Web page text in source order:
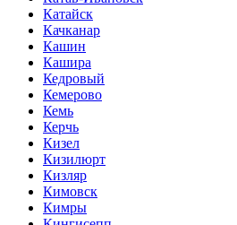
Катайск
Качканар
Кашин
Кашира
Кедровый
Кемерово
Кемь
Керчь
Кизел
Кизилюрт
Кизляр
Кимовск
Кимры